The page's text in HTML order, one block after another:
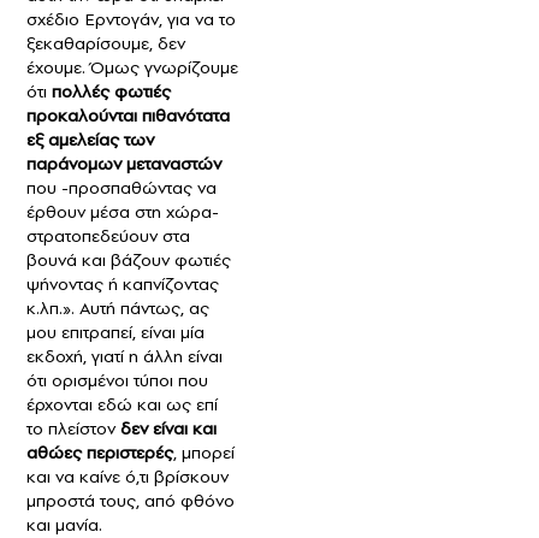
σχέδιο Ερντογάν, για να το
ξεκαθαρίσουμε, δεν
έχουμε. Όμως γνωρίζουμε
ότι πολλές φωτιές
προκαλούνται πιθανότατα
εξ αμελείας των
παράνομων μεταναστών
που -προσπαθώντας να
έρθουν μέσα στη χώρα-
στρατοπεδεύουν στα
βουνά και βάζουν φωτιές
ψήνοντας ή καπνίζοντας
κ.λπ.». Αυτή πάντως, ας
μου επιτραπεί, είναι μία
εκδοχή, γιατί η άλλη είναι
ότι ορισμένοι τύποι που
έρχονται εδώ και ως επί
το πλείστονδεν είναι και
αθώες περιστερές, μπορεί
και να καίνε ό,τι βρίσκουν
μπροστά τους, από φθόνο
και μανία.